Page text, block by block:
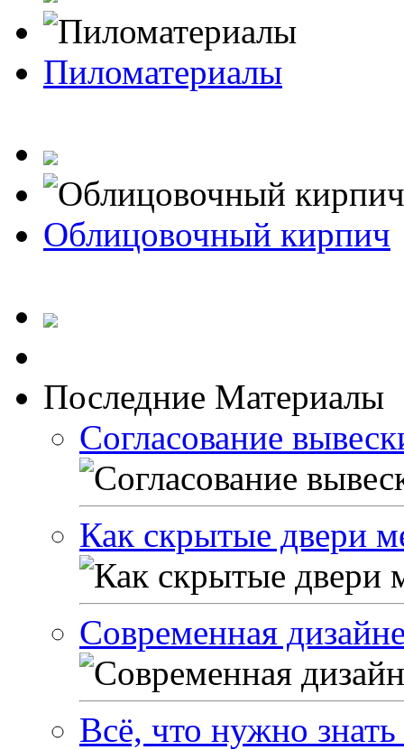
Пиломатериалы
Облицовочный кирпич
Последние Материалы
Согласование
Как скрытые двери
Современная
Всё, что нужно